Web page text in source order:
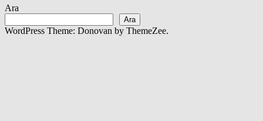
Ara
Ara
WordPress Theme: Donovan by ThemeZee.